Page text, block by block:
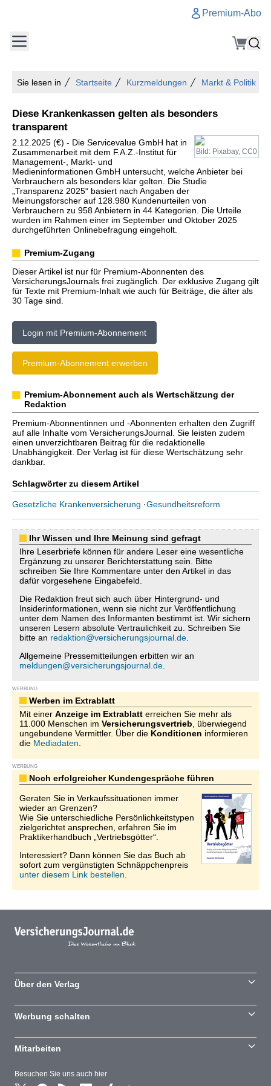
Premium-Abo
Sie lesen in Startseite Kurzmeldungen Markt & Politik
Diese Krankenkassen gelten als besonders
transparent
Bild: Pixabay, CC0
2.12.2025 (€) - Die Servicevalue GmbH hat in
Zusammenarbeit mit dem F.A.Z.-Institut für
Management-, Markt- und
Medieninformationen GmbH untersucht, welche Anbieter bei
Verbrauchern als besonders klar gelten. Die Studie
„Transparenz 2025“ basiert nach Angaben der
Meinungsforscher auf 128.980 Kundenurteilen von
Verbrauchern zu 958 Anbietern in 44 Kategorien. Die Urteile
wurden im Rahmen einer im September und Oktober 2025
durchgeführten Onlinebefragung eingeholt.
Premium-Zugang
Dieser Artikel ist nur für Premium-Abonnenten des
VersicherungsJournals frei zugänglich. Der exklusive Zugang gilt
für Texte mit Premium-Inhalt wie auch für Beiträge, die älter als
30 Tage sind.
Login mit Premium-Abonnement
Premium-Abonnement erwerben
Premium-Abonnement auch als Wertschätzung der
Redaktion
Premium-Abonnentinnen und -Abonnenten erhalten den Zugriff
auf alle Inhalte vom VersicherungsJournal. Sie leisten zudem
einen unverzichtbaren Beitrag für die redaktionelle
Unabhängigkeit. Der Verlag ist für diese Wertschätzung sehr
dankbar.
Schlagwörter zu diesem Artikel
Gesetzliche Krankenversicherung ·Gesundheitsreform
Ihr Wissen und Ihre Meinung sind gefragt
Ihre Leserbriefe können für andere Leser eine wesentliche
Ergänzung zu unserer Berichterstattung sein. Bitte
schreiben Sie Ihre Kommentare unter den Artikel in das
dafür vorgesehene Eingabefeld.
Die Redaktion freut sich auch über Hintergrund- und
Insiderinformationen, wenn sie nicht zur Veröffentlichung
unter dem Namen des Informanten bestimmt ist. Wir sichern
unseren Lesern absolute Vertraulichkeit zu. Schreiben Sie
bitte an redaktion@versicherungsjournal.de
Allgemeine Pressemitteilungen erbitten wir an
meldungen@versicherungsjournal.de
WERBUNG
Werben im Extrablatt
Mit einer Anzeige im Extrablatt erreichen Sie mehr als
11.000 Menschen im Versicherungsvertrieb , überwiegend
ungebundene Vermittler. Über die Konditionen informieren
die Mediadaten
WERBUNG
Noch erfolgreicher Kundengespräche führen
Geraten Sie in Verkaufssituationen immer
wieder an Grenzen?
Wie Sie unterschiedliche Persönlichkeitstypen
zielgerichtet ansprechen, erfahren Sie im
Praktikerhandbuch „Vertriebsgötter“.
Interessiert? Dann können Sie das Buch ab
sofort zum vergünstigten Schnäppchenpreis
unter diesem Link bestellen.
Besuchen Sie uns auch hier
Über den Verlag
Werbung schalten
Mitarbeiten